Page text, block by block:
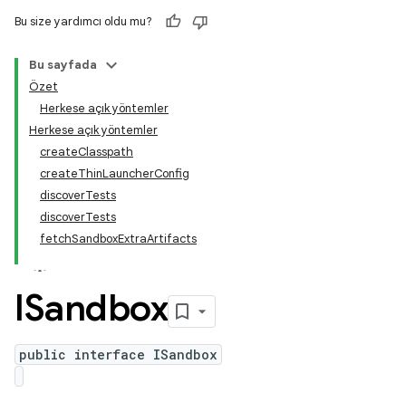
Bu size yardımcı oldu mu?
Bu sayfada
Özet
Herkese açık yöntemler
Herkese açık yöntemler
createClasspath
createThinLauncherConfig
discoverTests
discoverTests
fetchSandboxExtraArtifacts
ISandbox
public interface ISandbox